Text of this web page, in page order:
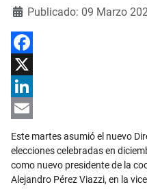
DetallesPublicado: 09 Marzo
Facebook
X
LinkedIn
Este martes asumió el nuevo
elecciones celebradas en
como nuevo presidente de la
Alejandro Pérez Viazzi, en la